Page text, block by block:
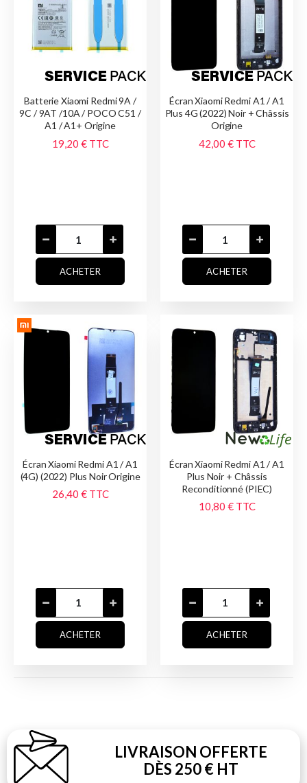
Batterie Xiaomi Redmi 9A /
9C / 9AT /10A / POCO C51 /
A1 / A1+ Origine
19,20 € TTC
ACHETER
Écran Xiaomi Redmi A1 / A1
Plus 4G (2022) Noir + Châssis
Origine
42,00 € TTC
ACHETER
Écran Xiaomi Redmi A1 / A1
(4G) (2022) Plus Noir Origine
26,40 € TTC
ACHETER
Écran Xiaomi Redmi A1 / A1
Plus Noir + Châssis
Reconditionné (PIEC)
10,80 € TTC
ACHETER
LIVRAISON OFFERTE
DÈS 250 € HT